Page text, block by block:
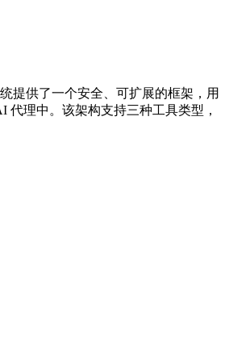
提供了一个安全、可扩展的框架，用
代理中。该架构支持三种工具类型，